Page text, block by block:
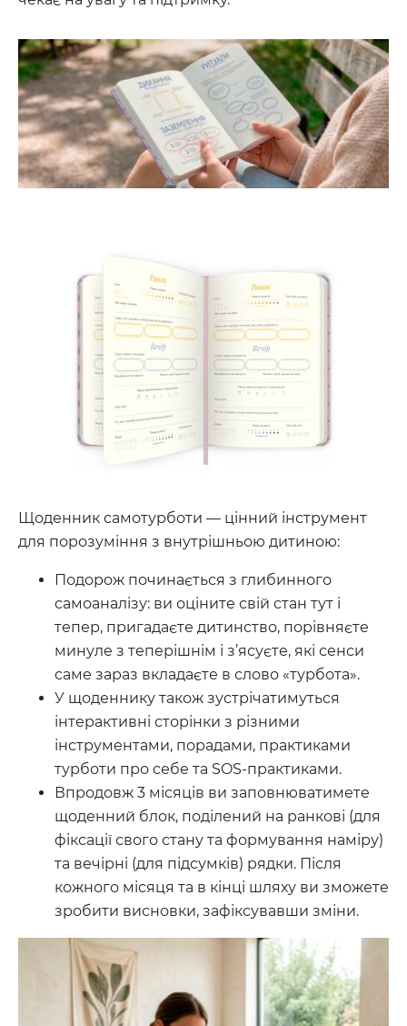
Щоденник самотурботи — цінний інструмент
для порозуміння з внутрішньою дитиною:
Подорож починається з глибинного
самоаналізу: ви оціните свій стан тут і
тепер, пригадаєте дитинство, порівняєте
минуле з теперішнім і з’ясуєте, які сенси
саме зараз вкладаєте в слово «турбота».
У щоденнику також зустрічатимуться
інтерактивні сторінки з різними
інструментами, порадами, практиками
турботи про себе та SOS-практиками.
Впродовж 3 місяців ви заповнюватимете
щоденний блок, поділений на ранкові (для
фіксації свого стану та формування наміру)
та вечірні (для підсумків) рядки. Після
кожного місяця та в кінці шляху ви зможете
зробити висновки, зафіксувавши зміни.